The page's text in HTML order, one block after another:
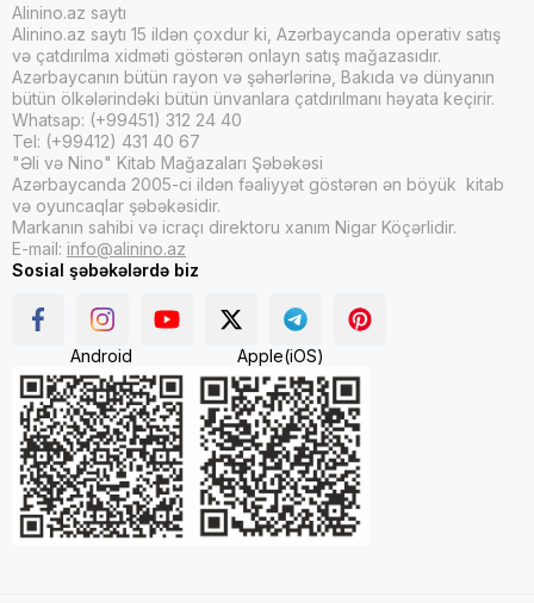
Alinino.az saytı
Alinino.az saytı 15 ildən çoxdur ki, Azərbaycanda operativ satış
və çatdırılma xidməti göstərən onlayn satış mağazasıdır.
Azərbaycanın bütün rayon və şəhərlərinə, Bakıda və dünyanın
bütün ölkələrindəki bütün ünvanlara çatdırılmanı həyata keçirir.
Whatsap: (+99451) 312 24 40
Tel: (+99412) 431 40 67
"Əli və Nino" Kitab Mağazaları Şəbəkəsi
Azərbaycanda 2005-ci ildən fəaliyyət göstərən ən böyük kitab
və oyuncaqlar şəbəkəsidir.
Markanın sahibi və icraçı direktoru xanım Nigar Köçərlidir.
E-mail: info@alinino.az
Sosial şəbəkələrdə biz
Android Apple(iOS)